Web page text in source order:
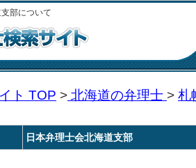
部について
ト TOP > 北海道の弁理士 > 札
日本弁理士会北海道支部